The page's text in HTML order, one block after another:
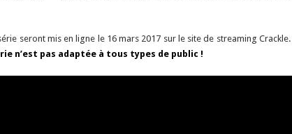
seront mis en ligne le 16 mars 2017 sur le site de streaming Crackle.
n’est pas adaptée à tous types de public !